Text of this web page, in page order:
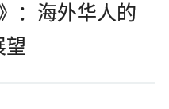
：海外华人的
望